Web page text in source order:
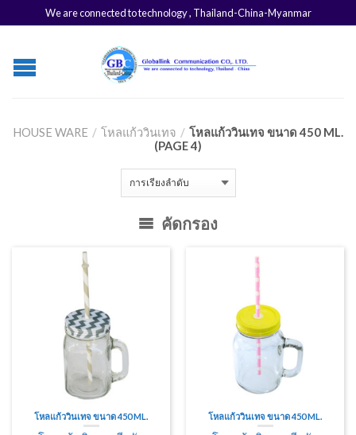
We are connected to technology , Thailand-China-Myanmar
HOUSE WARE / โหลแก้ววินเทจ / โหลแก้ววินเทจ ขนาด 450 ML.
(PAGE 4)
คัดกรอง
โหลแก้ววินเทจ ขนาด 450 ML. โหลแก้ววินเทจ ขนาด 450 ML.